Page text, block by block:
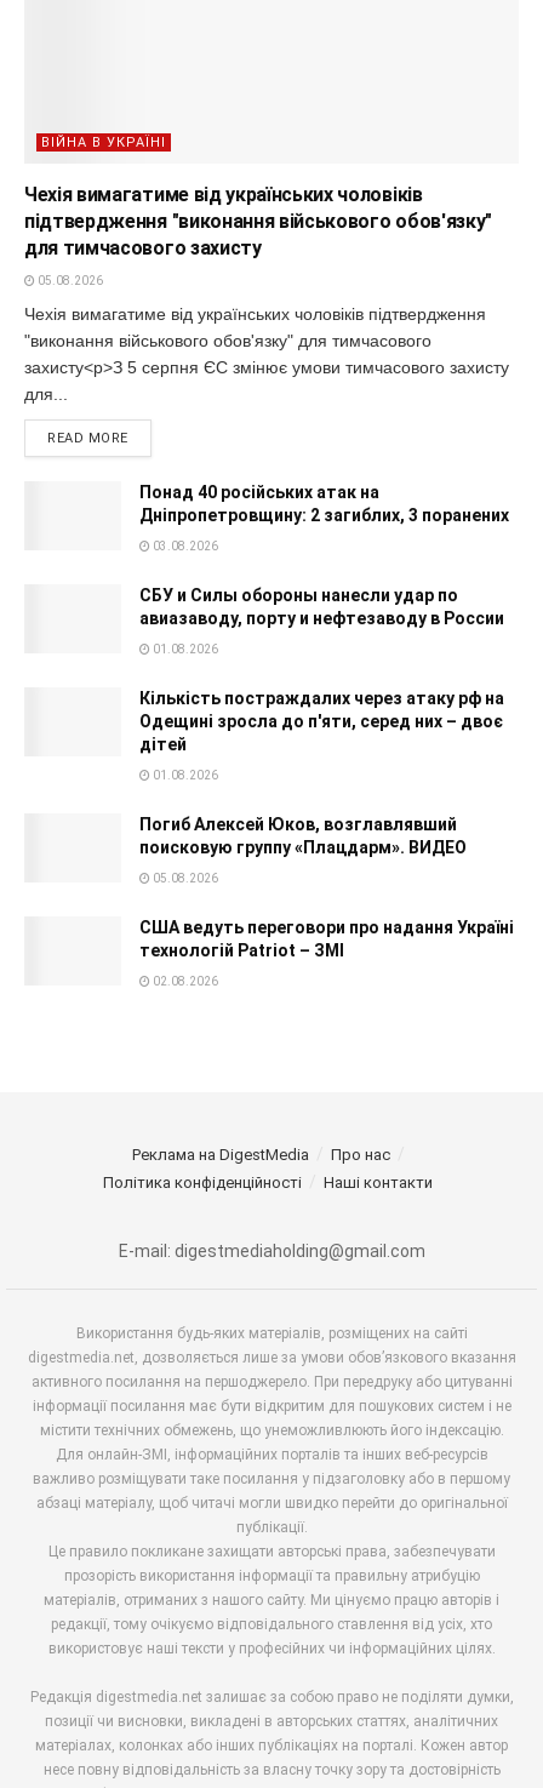
ВІЙНА В УКРАЇНІ
Чехія вимагатиме від українських чоловіків
підтвердження "виконання військового обов'язку"
для тимчасового захисту
05.08.2026
Чехія вимагатиме від українських чоловіків підтвердження
"виконання військового обов'язку" для тимчасового
захисту<p>З 5 серпня ЄС змінює умови тимчасового захисту
для...
READ MORE
Понад 40 російських атак на
Дніпропетровщину: 2 загиблих, 3 поранених
03.08.2026
СБУ и Силы обороны нанесли удар по
авиазаводу, порту и нефтезаводу в России
01.08.2026
Кількість постраждалих через атаку рф на
Одещині зросла до п'яти, серед них – двоє
дітей
01.08.2026
Погиб Алексей Юков, возглавлявший
поисковую группу «Плацдарм». ВИДЕО
05.08.2026
США ведуть переговори про надання Україні
технологій Patriot – ЗМІ
02.08.2026
Реклама на DigestMedia
Про нас
Політика конфіденційності
Наші контакти
E-mail: digestmediaholding@gmail.com
Використання будь-яких матеріалів, розміщених на сайті
digestmedia.net, дозволяється лише за умови обов’язкового вказання
активного посилання на першоджерело. При передруку або цитуванні
інформації посилання має бути відкритим для пошукових систем і не
містити технічних обмежень, що унеможливлюють його індексацію.
Для онлайн-ЗМІ, інформаційних порталів та інших веб-ресурсів
важливо розміщувати таке посилання у підзаголовку або в першому
абзаці матеріалу, щоб читачі могли швидко перейти до оригінальної
публікації.
Це правило покликане захищати авторські права, забезпечувати
прозорість використання інформації та правильну атрибуцію
матеріалів, отриманих з нашого сайту. Ми цінуємо працю авторів і
редакції, тому очікуємо відповідального ставлення від усіх, хто
використовує наші тексти у професійних чи інформаційних цілях.
Редакція digestmedia.net залишає за собою право не поділяти думки,
позиції чи висновки, викладені в авторських статтях, аналітичних
матеріалах, колонках або інших публікаціях на порталі. Кожен автор
несе повну відповідальність за власну точку зору та достовірність